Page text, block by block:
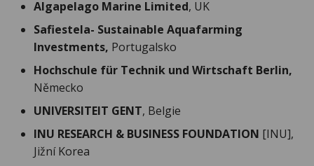
Algapelago Marine Limited, UK
Safiestela- Sustainable Aquafarming
Investments, Portugalsko
Hochschule für Technik und Wirtschaft Berlin,
Německo
UNIVERSITEIT GENT, Belgie
INU RESEARCH & BUSINESS FOUNDATION [INU],
Jižní Korea